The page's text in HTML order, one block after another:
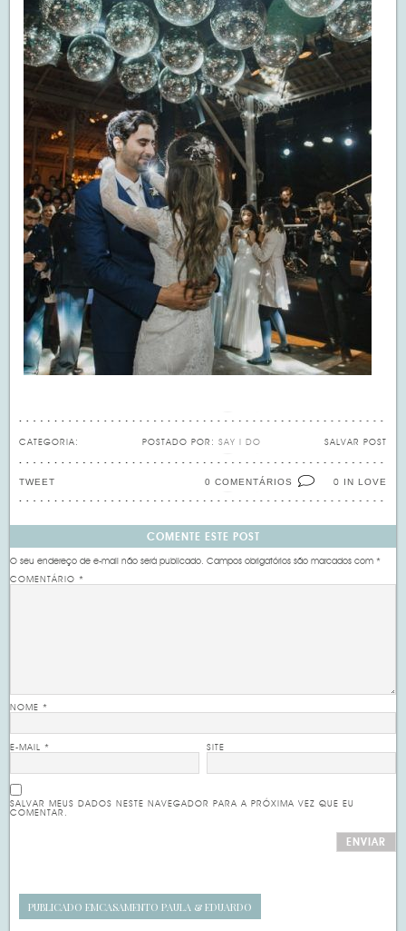
CATEGORIA: SALVAR POST
POSTADO POR: SAY I DO
0 IN LOVE
0 COMENTÁRIOS
TWEET
COMENTE ESTE POST
O seu endereço de e-mail não será publicado. Campos obrigatórios são marcados com*
COMENTÁRIO*
NOME*
E-MAIL* SITE
SALVAR MEUS DADOS NESTE NAVEGADOR PARA A PRÓXIMA VEZ QUE EU
COMENTAR.
PUBLICADO EMCASAMENTO PAULA & EDUARDO